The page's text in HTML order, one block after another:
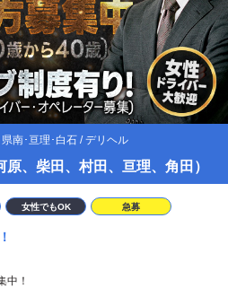
南･亘理･白石 / デリヘル
、柴田、村田、亘理、角田）
女性でもOK 急募
中！